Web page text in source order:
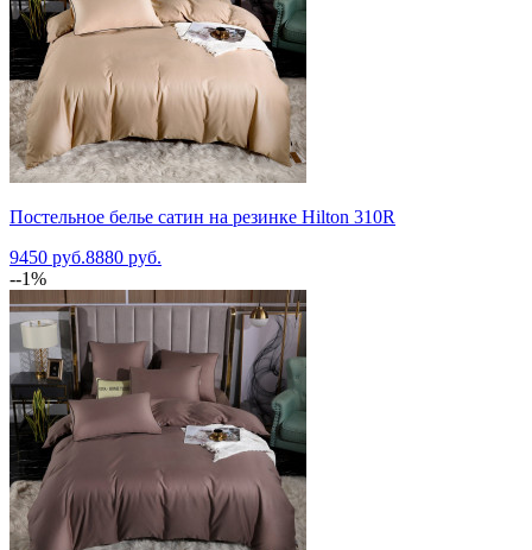
Постельное белье сатин на резинке Hilton 310R
9450 руб.8880 руб.
--1%